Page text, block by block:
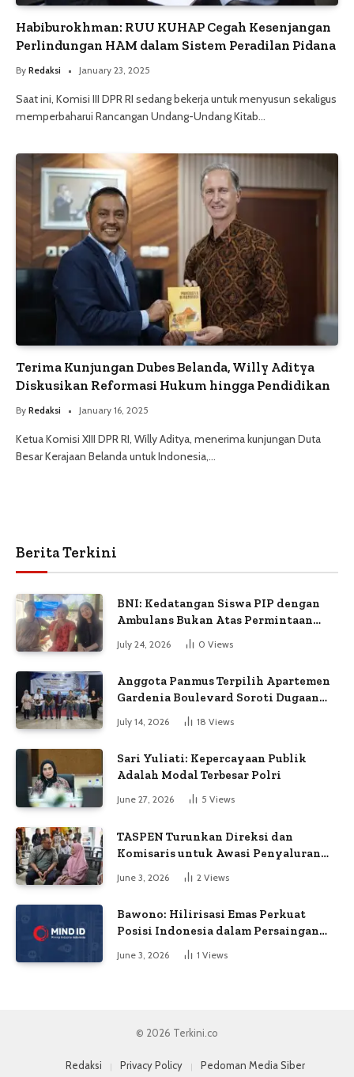
Habiburokhman: RUU KUHAP Cegah Kesenjangan
Perlindungan HAM dalam Sistem Peradilan Pidana
By Redaksi January 23, 2025
Saat ini, Komisi III DPR RI sedang bekerja untuk menyusun sekaligus
memperbaharui Rancangan Undang-Undang Kitab…
Terima Kunjungan Dubes Belanda, Willy Aditya
Diskusikan Reformasi Hukum hingga Pendidikan
By Redaksi January 16, 2025
Ketua Komisi XIII DPR RI, Willy Aditya, menerima kunjungan Duta
Besar Kerajaan Belanda untuk Indonesia,…
Berita Terkini
BNI: Kedatangan Siswa PIP dengan
Ambulans Bukan Atas Permintaan
July 24, 2026 0 Views
Anggota Panmus Terpilih Apartemen
Gardenia Boulevard Soroti Dugaan
Kejanggalan Voting
July 14, 2026 18 Views
Sari Yuliati: Kepercayaan Publik
Adalah Modal Terbesar Polri
June 27, 2026 5 Views
TASPEN Turunkan Direksi dan
Komisaris untuk Awasi Penyaluran
June 3, 2026 2 Views
Bawono: Hilirisasi Emas Perkuat
Posisi Indonesia dalam Persaingan
Industri Global
June 3, 2026 1 Views
© 2026 Terkini.co
Redaksi Privacy Policy Pedoman Media Siber